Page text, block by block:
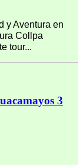
y Aventura en
Collpa
tour...
3